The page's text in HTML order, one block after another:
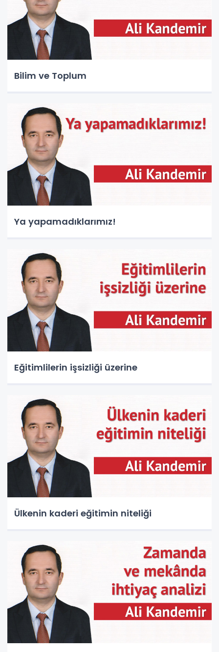
Bilim ve Toplum
Ya yapamadıklarımız!
Eğitimlilerin işsizliği üzerine
Ülkenin kaderi eğitimin niteliği